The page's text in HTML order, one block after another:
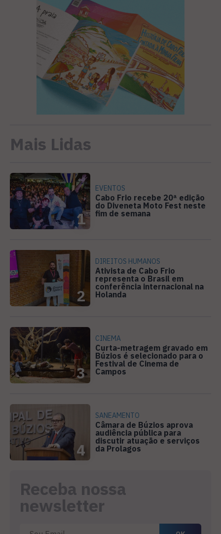
Mais Lidas
1
EVENTOS
Cabo Frio recebe 20ª edição
do Diveneta Moto Fest neste
fim de semana
2
DIREITOS HUMANOS
Ativista de Cabo Frio
representa o Brasil em
conferência internacional na
Holanda
3
CINEMA
Curta-metragem gravado em
Búzios é selecionado para o
Festival de Cinema de
Campos
4
SANEAMENTO
Câmara de Búzios aprova
audiência pública para
discutir atuação e serviços
da Prolagos
Receba nossa
newsletter